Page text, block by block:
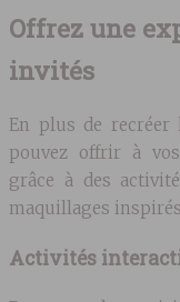
Offrez une
invités
En plus de recréer
pouvez offrir à
grâce à des
maquillages
Activités